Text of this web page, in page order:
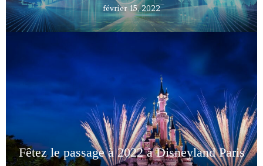
février 15, 2022
Fêtez le passage à 2022 à Disneyland Paris